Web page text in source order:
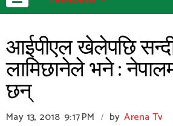
आईपीएल खेलेपछि
लामिछानेले भने :
छन्
May 13, 2018 9:17 PM / by Arena Tv